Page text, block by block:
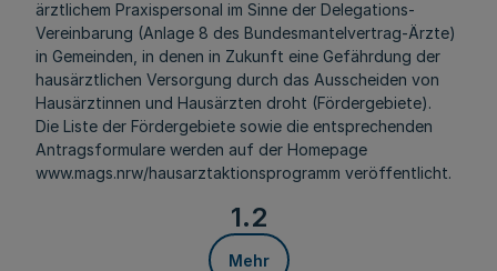
ärztlichem Praxispersonal im Sinne der Delegations-
Vereinbarung (Anlage 8 des Bundesmantelvertrag-Ärzte)
in Gemeinden, in denen in Zukunft eine Gefährdung der
hausärztlichen Versorgung durch das Ausscheiden von
Hausärztinnen und Hausärzten droht (Fördergebiete).
Die Liste der Fördergebiete sowie die entsprechenden
Antragsformulare werden auf der Homepage
www.mags.nrw/hausarztaktionsprogramm veröffentlicht.
1.2
Mehr